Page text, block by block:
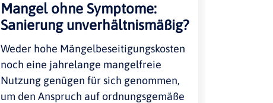
Mangel ohne Symptome:
Sanierung unverhältnismäßig?
Weder hohe Mängelbeseitigungskosten
noch eine jahrelange mangelfreie
Nutzung genügen für sich genommen,
um den Anspruch auf ordnungsgemäße